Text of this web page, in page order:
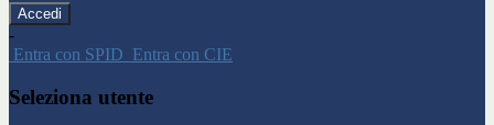
-
Entra con SPID Entra con CIE
Seleziona utente